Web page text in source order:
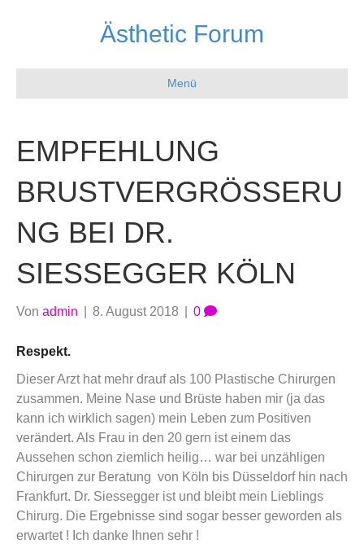
Ästhetic Forum
Menü
EMPFEHLUNG
BRUSTVERGRÖSSERUN
G BEI DR. S
IESSEGGER KÖLN
Von admin 8. August 2018 0
Respekt.
Dieser Arzt hat mehr drauf als 100 Plastische Chirurgen
zusammen. Meine Nase und Brüste haben mir (ja das
kann ich wirklich sagen) mein Leben zum Positiven
verändert. Als Frau in den 20 gern ist einem das
Aussehen schon ziemlich heilig… war bei unzähligen
Chirurgen zur Beratung von Köln bis Düsseldorf hin nach
Frankfurt. Dr. Siessegger ist und bleibt mein Lieblings
Chirurg. Die Ergebnisse sind sogar besser geworden als
erwartet ! Ich danke Ihnen sehr !